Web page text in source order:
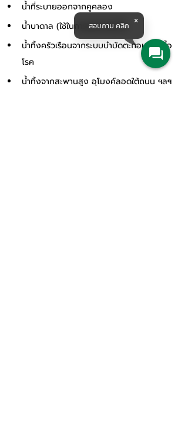
น้ำที่ระบายออกจากคูคลอง
น้ำบาดาล (ใช้ในการลดระดับน้ำ)
น้ำทิ้งครัวเรือนจากระบบบำบัดตะกอนและเชื้อ
โรค
น้ำทิ้งจากสะพานสูง อุโมงค์ลอดใต้ถนน ฯลฯ
สอบถาม คลิก